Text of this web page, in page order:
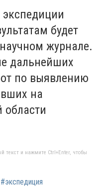
экспедиции
будет
журнале.
дальнейших
по выявлению
на
области
текст и нажмите Ctrl+Enter, чтобы
#экспедиция